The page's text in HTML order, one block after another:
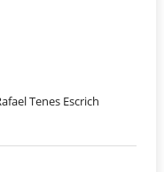
Tenes Escrich